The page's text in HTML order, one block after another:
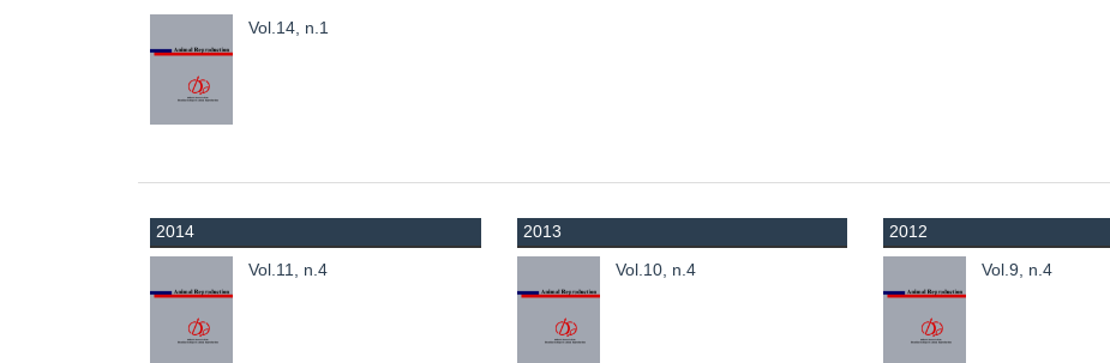
Vol.14, n.1
2014
Vol.11, n.4
2013
Vol.10, n.4
2012
Vol.9, n.4